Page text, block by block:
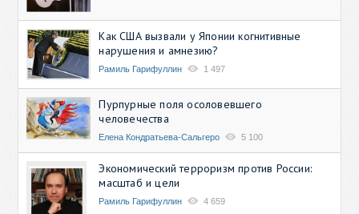
Как США вызвали у Японии когнитивные
нарушения и амнезию?
Рамиль Гарифуллин 1 497
Пурпурные поля осоловевшего
человечества
Елена Кондратьева-Сальгеро 5 100
Экономический терроризм против России:
масштаб и цели
Рамиль Гарифуллин 4 659